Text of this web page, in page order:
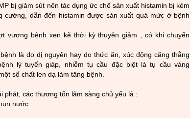
bị giảm sút nên tác dụng ức chế sản xuất histamin bị kém
cư­ờng, dẫn đến histamin đ­ược sản xuất quá mức ở bệnh
v­ượng bệnh xen kẽ thời kỳ thuyên giảm , có khi chuyển
là do dị nguyên hay do thức ăn, xúcđộng căng thẳng
lý tuyến giáp, nhiễm tụ cầu đặc biệt là tụ cầu vàng
số chất len dạ làm tăng bệnh.
phát, các th­ương tổn lâm sàng chủ yếu là :
nư­ớc.